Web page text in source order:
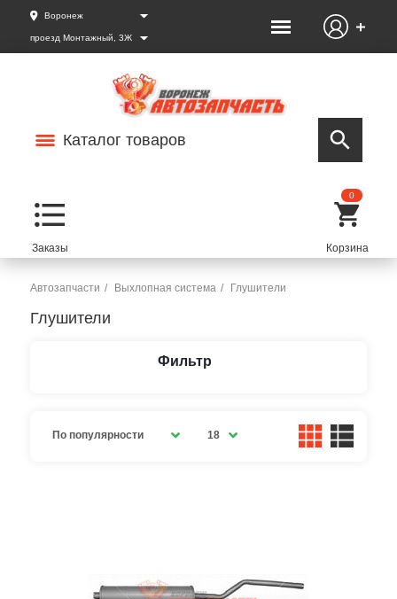
Воронеж
проезд Монтажный, 3Ж
Каталог товаров
0
Автозапчасти Выхлопная система Глушители
Глушители
Фильтр
По популярности 18